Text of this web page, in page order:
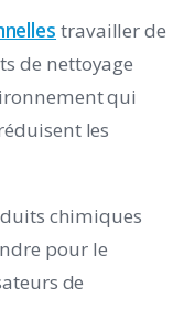
travailler de
de nettoyage
qui
les
chimiques
pour le
de